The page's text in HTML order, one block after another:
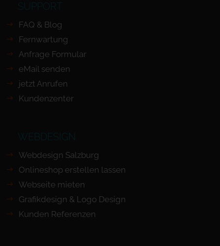
SUPPORT
FAQ & Blog
Fernwartung
Anfrage Formular
eMail senden
jetzt Anrufen
Kundenzenter
WEBDESIGN
Webdesign Salzburg
Onlineshop erstellen lassen
Webseite mieten
Grafikdesign & Logo Design
Kunden Referenzen